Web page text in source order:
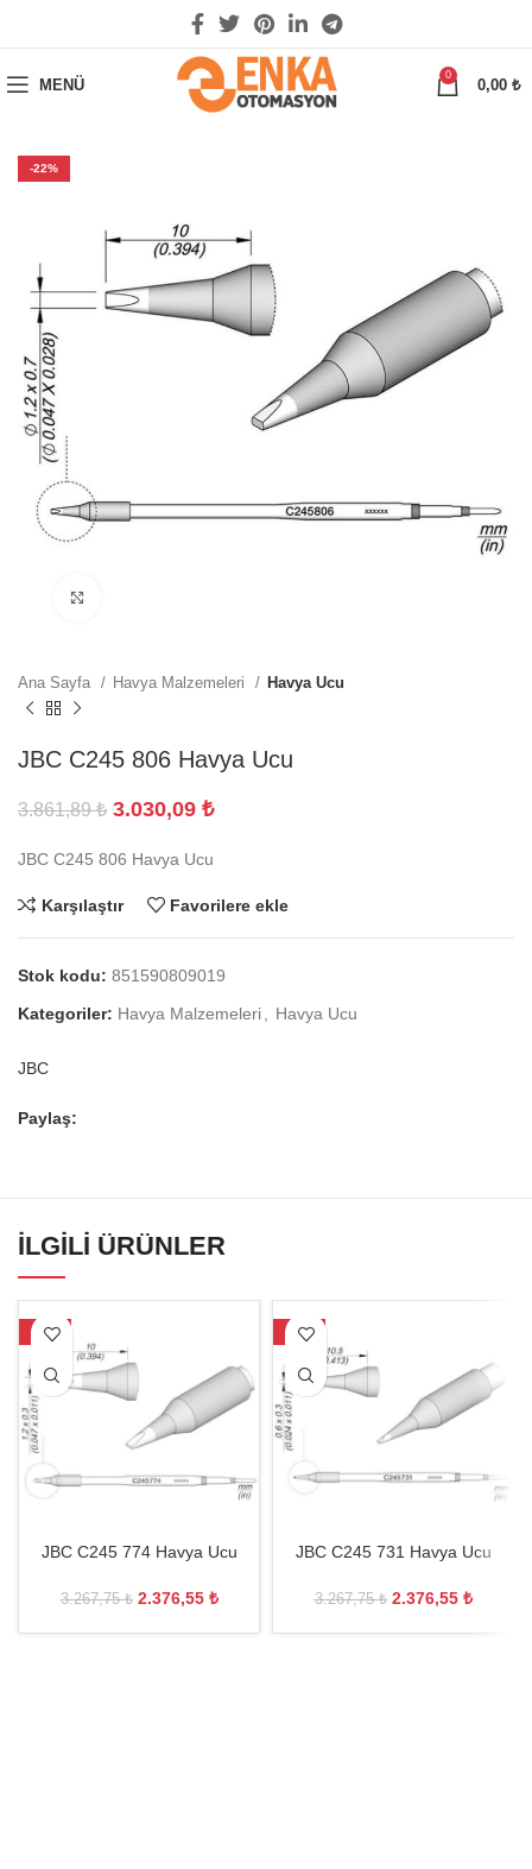
MENÜ
0
0,00 ₺
-22%
Ana Sayfa Havya Malzemeleri Havya Ucu
JBC C245 806 Havya Ucu
3.861,89₺ 3.030,09 ₺
JBC C245 806 Havya Ucu
Karşılaştır Favorilere ekle
Stok kodu: 851590809019
Kategoriler: Havya Malzemeleri Havya Ucu
JBC
Paylaş:
İLGILI ÜRÜNLER
-27%
JBC C245 774 Havya Ucu
3.267,75₺ 2.376,55 ₺
-27%
JBC C245 731 Havya Ucu
3.267,75₺ 2.376,55 ₺